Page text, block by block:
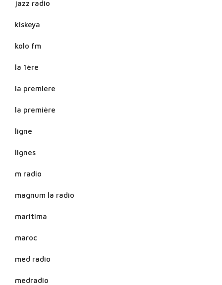
jazz radio
kiskeya
kolo fm
la 1ère
la premiere
la première
ligne
lignes
m radio
magnum la radio
maritima
maroc
med radio
medradio